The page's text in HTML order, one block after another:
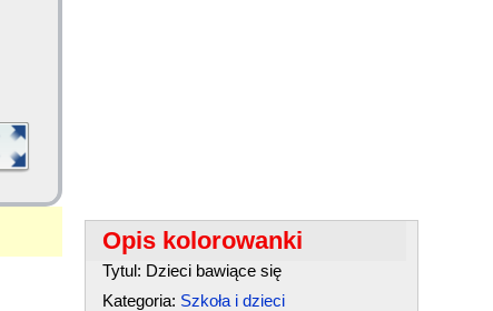
Opis kolorowanki
Tytul: Dzieci bawiące się
Kategoria: Szkoła i dzieci